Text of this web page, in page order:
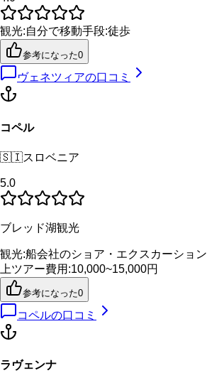
観光:自分で移動手段:徒歩
参考になった0
ヴェネツィアの口コミ
コペル
🇸🇮スロベニア
5.0
ブレッド湖観光
観光:船会社のショア・エクスカーション
上ツアー費用 :10,000~15,000円
参考になった0
コペルの口コミ
ラヴェンナ